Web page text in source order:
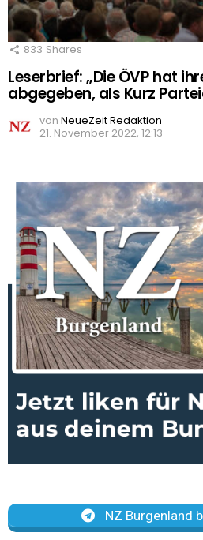
833 Shares
Leserbrief: „Die ÖVP hat
abgegeben, als Kurz
von NeueZeit Redaktion
21. November 2022, 12:13
NZ Burgenland